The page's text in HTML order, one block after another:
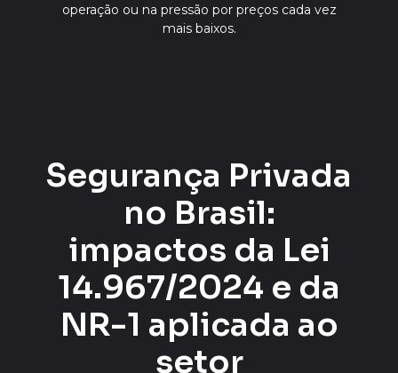
operação ou na pressão por preços cada vez
mais baixos.
Segurança Privada
no Brasil:
impactos da Lei
14.967/2024 e da
NR-1 aplicada ao
setor